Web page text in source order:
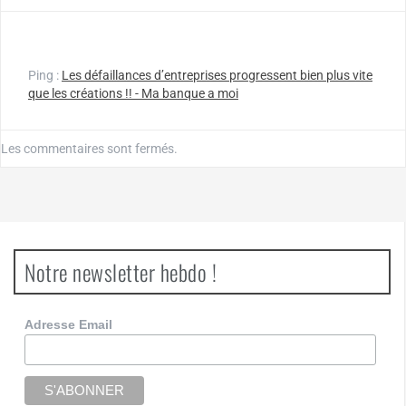
Ping : Les défaillances d’entreprises progressent bien plus vite
que les créations !! - Ma banque a moi
Les commentaires sont fermés.
Notre newsletter hebdo !
Adresse Email